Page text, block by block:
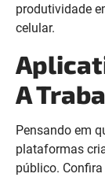
produtividade
celular.
A
Pensando em
plataformas
público.